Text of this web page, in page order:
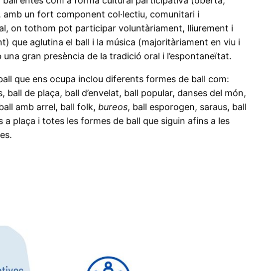
amb un fort component col·lectiu, comunitari i
on tothom pot participar voluntàriament, lliurement i
que aglutina el ball i la música (majoritàriament en viu i
gran presència de la tradició oral i l’espontaneïtat.
que ens ocupa inclou diferents formes de ball com:
ball de plaça, ball d’envelat, ball popular, danses del món,
amb arrel, ball folk, bureos, ball esporogen, saraus, ball
a plaça i totes les formes de ball que siguin afins a les